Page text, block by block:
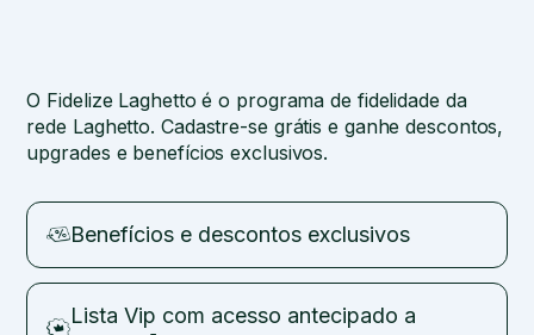
O Fidelize Laghetto é o programa de fidelidade da
rede Laghetto. Cadastre-se grátis e ganhe descontos,
upgrades e benefícios exclusivos.
Benefícios e descontos exclusivos
Lista Vip com acesso antecipado a